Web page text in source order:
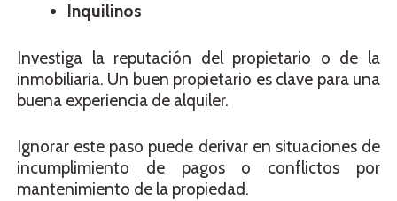
Inquilinos
Investiga la reputación del propietario o de la
inmobiliaria. Un buen propietario es clave para una
buena experiencia de alquiler.
Ignorar este paso puede derivar en situaciones de
incumplimiento de pagos o conflictos por
mantenimiento de la propiedad.